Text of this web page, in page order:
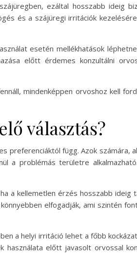
ezáltal hosszabb ideig
és a szájüregi irritációk
esetén mellékhatások
előtt érdemes konzultálni
mindenképpen orvoshoz kell
választás?
preferenciáktól függ. Azok számára,
a problémás területre
a kellemetlen érzés hosszabb ideig
elfogadják, ami szintén
a helyi irritáció lehet a főbb
előtt javasolt orvossal